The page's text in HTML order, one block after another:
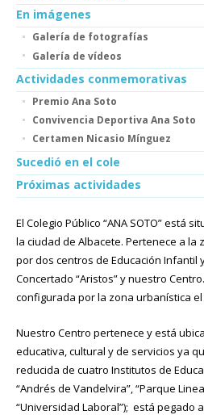
En imágenes
Galería de fotografías
Galería de vídeos
Actividades conmemorativas
Premio Ana Soto
Convivencia Deportiva Ana Soto
Certamen Nicasio Mínguez
Sucedió en el cole
Próximas actividades
El Colegio Público “ANA SOTO” está
la ciudad de Albacete. Pertenece a la
por dos centros de Educación Infantil
Concertado “Aristos” y nuestro
configurada por la zona urbanística el
Nuestro Centro pertenece y está
educativa, cultural y de servicios ya
reducida de cuatro Institutos de
“Andrés de Vandelvira”, “Parque
“Universidad Laboral”); está pegado